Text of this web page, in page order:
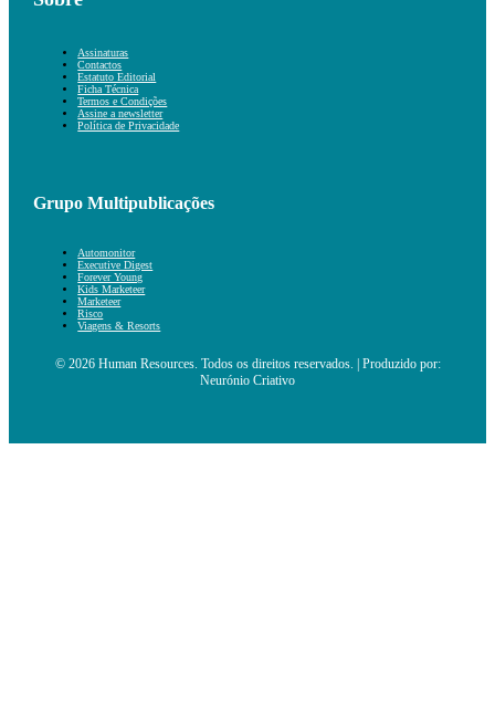
Assinaturas
Contactos
Estatuto Editorial
Ficha Técnica
Termos e Condições
Assine a newsletter
Política de Privacidade
Grupo Multipublicações
Automonitor
Executive Digest
Forever Young
Kids Marketeer
Marketeer
Risco
Viagens & Resorts
© 2026 Human Resources. Todos os direitos reservados. | Produzido por:
Neurónio Criativo